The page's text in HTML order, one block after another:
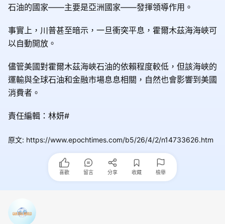
石油的國家——主要是亞洲國家——發揮領導作用。
事實上，川普甚至暗示，一旦衝突平息，霍爾木茲海海峽可
以自動開放。
儘管美國對霍爾木茲海峽石油的依賴程度較低，但該海峽的
運輸與全球石油和金融市場息息相關，自然也會影響到美國
消費者。
責任編輯：林妍#
原文: https://www.epochtimes.com/b5/26/4/2/n14733626.htm
喜歡 留言 分享 收藏 檢舉